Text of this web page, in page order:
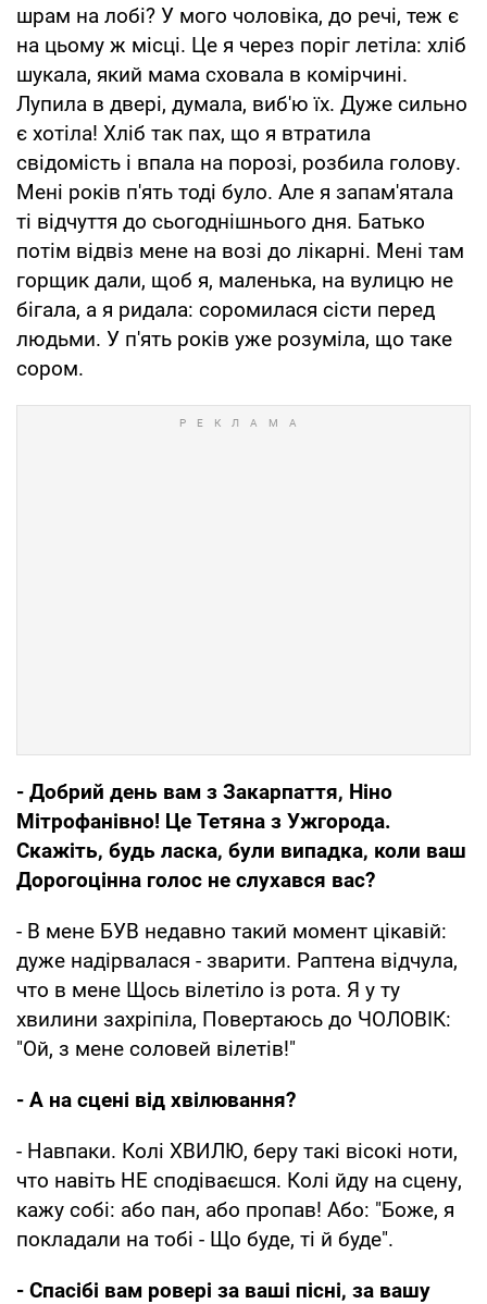
шрам на лобі? У мого чоловіка, до речі, теж є
на цьому ж місці. Це я через поріг летіла: хліб
шукала, який мама сховала в комірчині.
Лупила в двері, думала, виб'ю їх. Дуже сильно
є хотіла! Хліб так пах, що я втратила
свідомість і впала на порозі, розбила голову.
Мені років п'ять тоді було. Але я запам'ятала
ті відчуття до сьогоднішнього дня. Батько
потім відвіз мене на возі до лікарні. Мені там
горщик дали, щоб я, маленька, на вулицю не
бігала, а я ридала: соромилася сісти перед
людьми. У п'ять років уже розуміла, що таке
сором.
- Добрий день вам з Закарпаття, Нiно
Мітрофанiвно! Це Тетяна з Ужгорода.
Скажiть, будь ласка, були випадка, коли ваш
Дорогоцiнна голос не слухався вас?
- В мене БУВ недавно такий момент цiкавій:
дуже надiрвалася - зварити. Раптена вiдчула,
что в мене Щось вілетiло iз рота. Я у ту
хвилини захріпiла, Повертаюсь до ЧОЛОВIК:
"Ой, з мене соловей вілетiв!"
- А на сценi вiд хвілювання?
- Навпаки. Колі ХВИЛЮ, беру такi вісокi ноти,
что навiть НЕ сподiваєшся. Колі йду на сцену,
кажу собi: або пан, або пропав! Або: "Боже, я
покладали на тобі - Що буде, ті й буде".
- Спасібi вам ровері за вашi пiснi, за вашу